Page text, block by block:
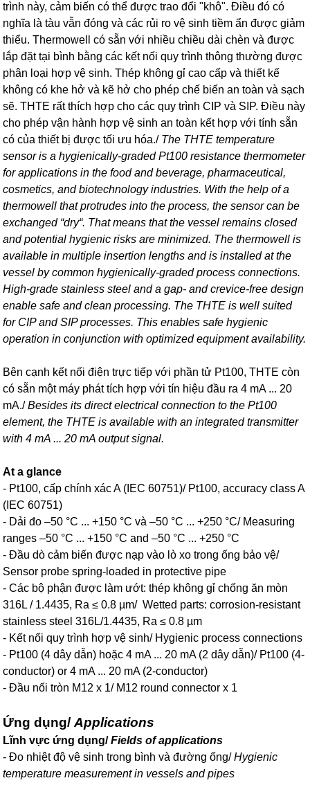
trình này, cảm biến có thể được trao đổi "khô". Điều đó có
nghĩa là tàu vẫn đóng và các rủi ro vệ sinh tiềm ẩn được giảm
thiểu. Thermowell có sẵn với nhiều chiều dài chèn và được
lắp đặt tại bình bằng các kết nối quy trình thông thường được
phân loại hợp vệ sinh. Thép không gỉ cao cấp và thiết kế
không có khe hở và kẽ hở cho phép chế biến an toàn và sạch
sẽ. THTE rất thích hợp cho các quy trình CIP và SIP. Điều này
cho phép vận hành hợp vệ sinh an toàn kết hợp với tính sẵn
có của thiết bị được tối ưu hóa./ The THTE temperature
sensor is a hygienically-graded Pt100 resistance thermometer
for applications in the food and beverage, pharmaceutical,
cosmetics, and biotechnology industries. With the help of a
thermowell that protrudes into the process, the sensor can be
exchanged “dry“. That means that the vessel remains closed
and potential hygienic risks are minimized. The thermowell is
available in multiple insertion lengths and is installed at the
vessel by common hygienically-graded process connections.
High-grade stainless steel and a gap- and crevice-free design
enable safe and clean processing. The THTE is well suited
for CIP and SIP processes. This enables safe hygienic
operation in conjunction with optimized equipment availability.
Bên cạnh kết nối điện trực tiếp với phần tử Pt100, THTE còn
có sẵn một máy phát tích hợp với tín hiệu đầu ra 4 mA ... 20
mA./Besides its direct electrical connection to the Pt100
element, the THTE is available with an integrated transmitter
with 4 mA ... 20 mA output signal.
At a glance
- Pt100, cấp chính xác A (IEC 60751)/ Pt100, accuracy class A
(IEC 60751)
- Dải đo –50 °C ... +150 °C và –50 °C ... +250 °C/ Measuring
ranges –50 °C ... +150 °C and –50 °C ... +250 °C
- Đầu dò cảm biến được nạp vào lò xo trong ống bảo vệ/
Sensor probe spring-loaded in protective pipe
- Các bộ phận được làm ướt: thép không gỉ chống ăn mòn
316L / 1.4435, Ra ≤ 0.8 µm/ Wetted parts: corrosion-resistant
stainless steel 316L/1.4435, Ra ≤ 0.8 µm
- Kết nối quy trình hợp vệ sinh/ Hygienic process connections
- Pt100 (4 dây dẫn) hoặc 4 mA ... 20 mA (2 dây dẫn)/ Pt100 (4-
conductor) or 4 mA ... 20 mA (2-conductor)
- Đầu nối tròn M12 x 1/ M12 round connector x 1
Ứng dụng/Applications
Lĩnh vực ứng dụng/Fields of applications
- Đo nhiệt độ vệ sinh trong bình và đường ống/Hygienic
temperature measurement in vessels and pipes